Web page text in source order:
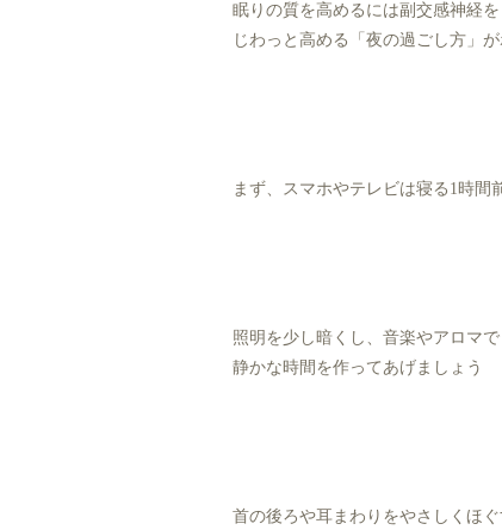
眠りの質を高めるには副交感神経を
じわっと高める「夜の過ごし方」
まず、スマホやテレビは寝る1時間
照明を少し暗くし、音楽やアロマで
静かな時間を作ってあげましょう
首の後ろや耳まわりをやさしくほぐ